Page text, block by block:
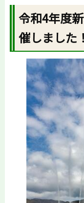
令和4年度
催しました！